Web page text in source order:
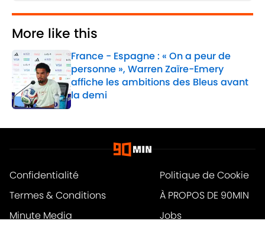
More like this
France - Espagne : « On a peur de
personne », Warren Zaïre-Emery
affiche les ambitions des Bleus avant
la demi
Published by on Invalid Date
Confidentialité
Politique de Cookie
Termes & Conditions
À PROPOS DE 90MIN
Minute Media
Jobs